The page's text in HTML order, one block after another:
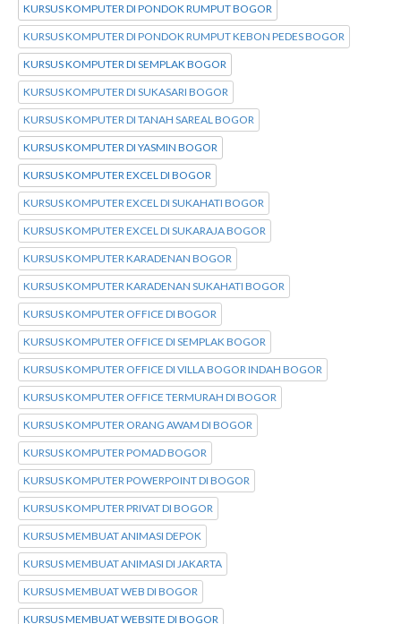
KURSUS KOMPUTER DI PONDOK RUMPUT BOGOR
KURSUS KOMPUTER DI PONDOK RUMPUT KEBON PEDES BOGOR
KURSUS KOMPUTER DI SEMPLAK BOGOR
KURSUS KOMPUTER DI SUKASARI BOGOR
KURSUS KOMPUTER DI TANAH SAREAL BOGOR
KURSUS KOMPUTER DI YASMIN BOGOR
KURSUS KOMPUTER EXCEL DI BOGOR
KURSUS KOMPUTER EXCEL DI SUKAHATI BOGOR
KURSUS KOMPUTER EXCEL DI SUKARAJA BOGOR
KURSUS KOMPUTER KARADENAN BOGOR
KURSUS KOMPUTER KARADENAN SUKAHATI BOGOR
KURSUS KOMPUTER OFFICE DI BOGOR
KURSUS KOMPUTER OFFICE DI SEMPLAK BOGOR
KURSUS KOMPUTER OFFICE DI VILLA BOGOR INDAH BOGOR
KURSUS KOMPUTER OFFICE TERMURAH DI BOGOR
KURSUS KOMPUTER ORANG AWAM DI BOGOR
KURSUS KOMPUTER POMAD BOGOR
KURSUS KOMPUTER POWERPOINT DI BOGOR
KURSUS KOMPUTER PRIVAT DI BOGOR
KURSUS MEMBUAT ANIMASI DEPOK
KURSUS MEMBUAT ANIMASI DI JAKARTA
KURSUS MEMBUAT WEB DI BOGOR
KURSUS MEMBUAT WEBSITE DI BOGOR